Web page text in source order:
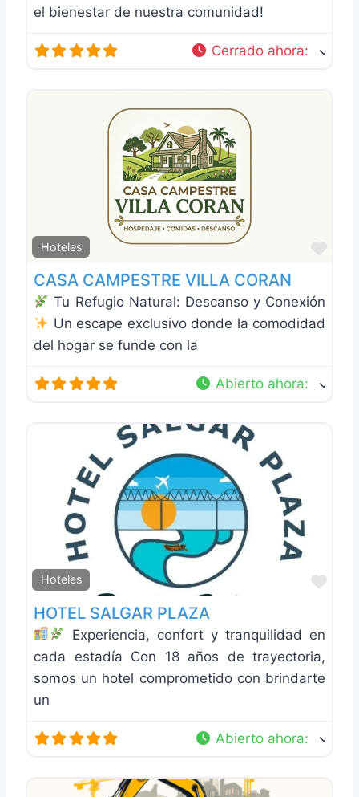
el bienestar de nuestra comunidad!
Cerrado ahora:
Hoteles
CASA CAMPESTRE VILLA CORAN
Tu Refugio Natural: Descanso y Conexión
Un escape exclusivo donde la comodidad
del hogar se funde con la
Abierto ahora:
Hoteles
HOTEL SALGAR PLAZA
Experiencia, confort y tranquilidad en
cada estadía Con 18 años de trayectoria,
somos un hotel comprometido con brindarte
un
Abierto ahora: